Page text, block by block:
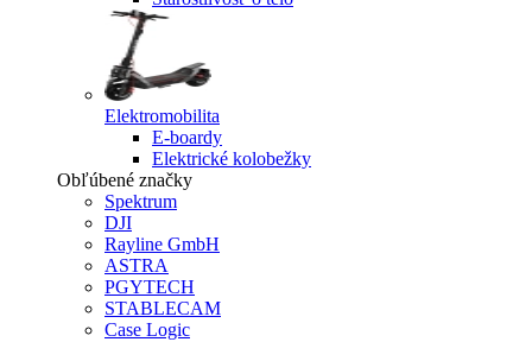
Elektromobilita
E-boardy
Elektrické kolobežky
Obľúbené značky
Spektrum
DJI
Rayline GmbH
ASTRA
PGYTECH
STABLECAM
Case Logic